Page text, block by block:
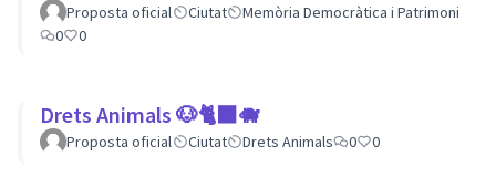
Proposta oficial Ciutat
Memòria Democràtica i Patrimoni
0
0
Drets Animals 🐶🐈‍⬛️🐗
Proposta oficial Ciutat Drets Animals 0 0